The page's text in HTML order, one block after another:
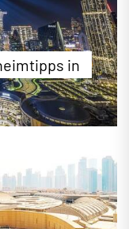
in
verkörpert
Burj
der